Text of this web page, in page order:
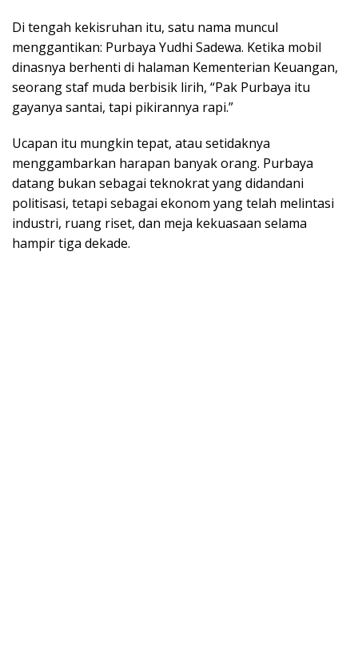
Di tengah kekisruhan itu, satu nama muncul
menggantikan: Purbaya Yudhi Sadewa. Ketika mobil
dinasnya berhenti di halaman Kementerian Keuangan,
seorang staf muda berbisik lirih, “Pak Purbaya itu
gayanya santai, tapi pikirannya rapi.”
Ucapan itu mungkin tepat, atau setidaknya
menggambarkan harapan banyak orang. Purbaya
datang bukan sebagai teknokrat yang didandani
politisasi, tetapi sebagai ekonom yang telah melintasi
industri, ruang riset, dan meja kekuasaan selama
hampir tiga dekade.